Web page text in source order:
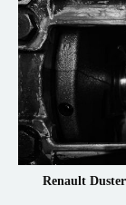
Renault